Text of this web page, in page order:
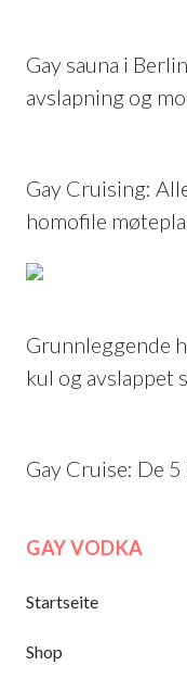
Gay sauna i
avslapning og
Gay Cruising:
homofile
Grunnleggende
kul og avslappet
Gay Cruise: De
GAY VODKA
Startseite
Shop